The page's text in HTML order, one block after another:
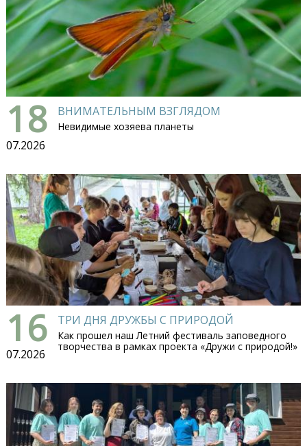
18
07.2026
ВНИМАТЕЛЬНЫМ ВЗГЛЯДОМ
Невидимые хозяева планеты
16
07.2026
ТРИ ДНЯ ДРУЖБЫ С ПРИРОДОЙ
Как прошел наш Летний фестиваль заповедного
творчества в рамках проекта «Дружи с природой!»